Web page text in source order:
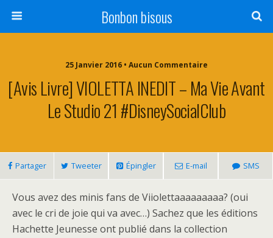
Bonbon bisous
25 Janvier 2016 • Aucun Commentaire
[Avis Livre] VIOLETTA INEDIT – Ma Vie Avant
Le Studio 21 #DisneySocialClub
Partager Tweeter Épingler E-mail SMS
Vous avez des minis fans de Viiolettaaaaaaaaa? (oui
avec le cri de joie qui va avec…) Sachez que les éditions
Hachette Jeunesse ont publié dans la collection